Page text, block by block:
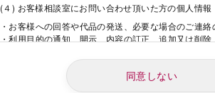
(４) お客様相談室にお問い合わせ頂いた方の個人情報
・お客様への回答や代品の発送、必要な場合のご連絡
・利用目的の通知、開示、内容の訂正、追加又は削
(５) 当社の採用活動にご応募された方の個人情報
同意しない
年